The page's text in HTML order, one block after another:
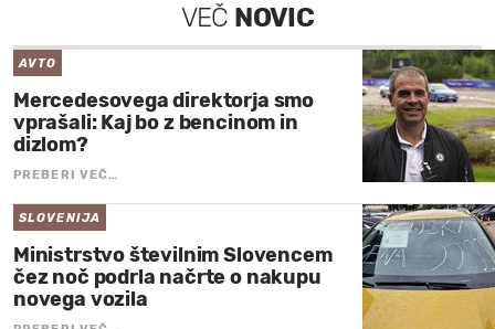
VEČ NOVIC
AVTO
Mercedesovega direktorja smo
vprašali: Kaj bo z bencinom in
dizlom?
PREBERI VEČ…
SLOVENIJA
Ministrstvo številnim Slovencem
čez noč podrla načrte o nakupu
novega vozila